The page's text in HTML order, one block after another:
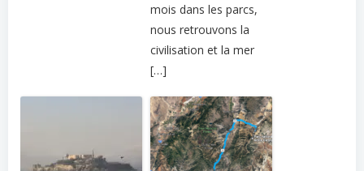
mois dans les parcs,
nous retrouvons la
civilisation et la mer
[…]